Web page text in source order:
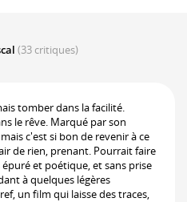
(33 critiques)
tomber dans la facilité.
le rêve. Marqué par son
c'est si bon de revenir à ce
de rien, prenant. Pourrait faire
et poétique, et sans prise
à quelques légères
un film qui laisse des traces,